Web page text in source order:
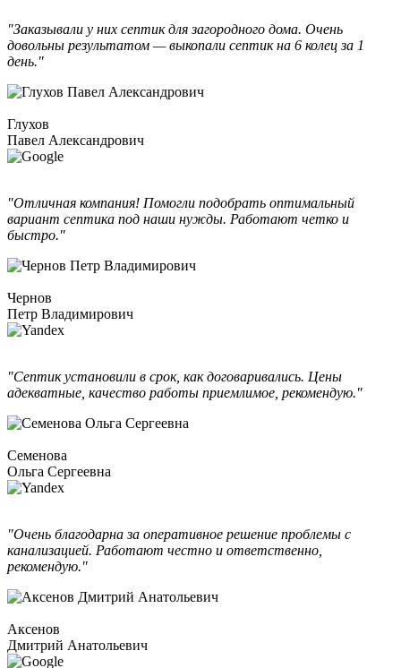
"Заказывали у них септик для загородного дома. Очень
довольны результатом — выкопали септик на 6 колец за 1
день."
Глухов
Павел Александрович
"Отличная компания! Помогли подобрать оптимальный
вариант септика под наши нужды. Работают четко и
быстро."
Чернов
Петр Владимирович
"Септик установили в срок, как договаривались. Цены
адекватные, качество работы приемлимое, рекомендую."
Семенова
Ольга Сергеевна
"Очень благодарна за оперативное решение проблемы с
канализацией. Работают честно и ответственно,
рекомендую."
Аксенов
Дмитрий Анатольевич